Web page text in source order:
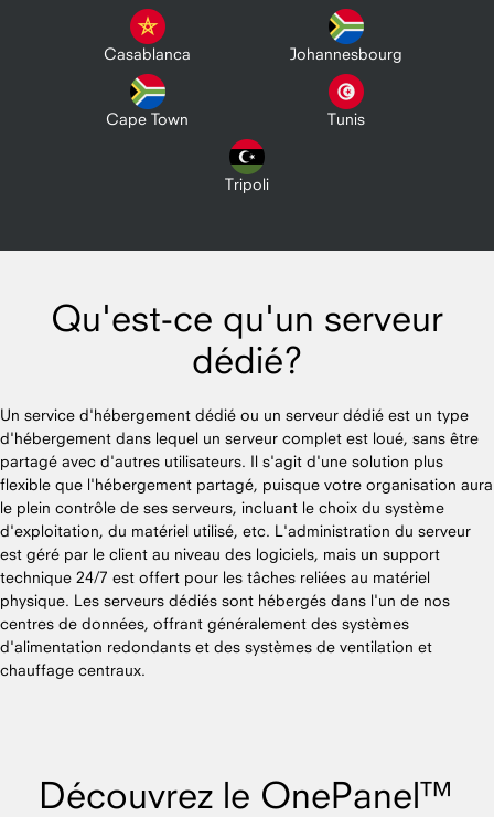
Casablanca Johannesbourg
Cape Town Tunis
Tripoli
Qu'est-ce qu'un serveur
dédié?
Un service d'hébergement dédié ou un serveur dédié est un type
d'hébergement dans lequel un serveur complet est loué, sans être
partagé avec d'autres utilisateurs. Il s'agit d'une solution plus
flexible que l'hébergement partagé, puisque votre organisation aura
le plein contrôle de ses serveurs, incluant le choix du système
d'exploitation, du matériel utilisé, etc. L'administration du serveur
est géré par le client au niveau des logiciels, mais un support
technique 24/7 est offert pour les tâches reliées au matériel
physique. Les serveurs dédiés sont hébergés dans l'un de nos
centres de données, offrant généralement des systèmes
d'alimentation redondants et des systèmes de ventilation et
chauffage centraux.
Découvrez le OnePanel™